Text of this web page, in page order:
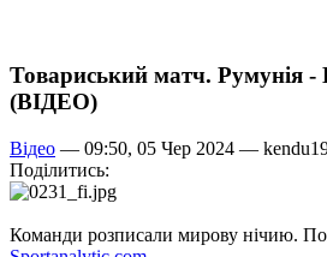
Товариський матч. Румунія -
(ВІДЕО)
Відео — 09:50, 05 Чер 2024 —
Поділитись:
Команди розписали мирову нічию.